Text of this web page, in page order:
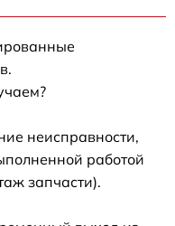
неисправности,
работой
запчасти).